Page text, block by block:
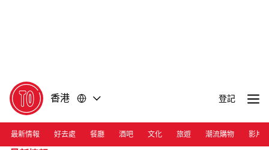
香港 登記
最新情報 好去處 餐廳 酒吧 文化 旅遊 潮流購物 影片